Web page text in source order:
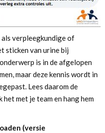
verpleegkundige of
sticken van urine bij
is in de afgelopen
maar deze kennis wordt in
Lees daarom de
met je team en hang hem
(versie